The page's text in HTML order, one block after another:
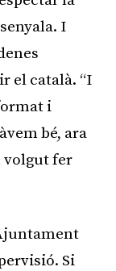
I
el català. “I
i
bé, ara
volgut fer
Si